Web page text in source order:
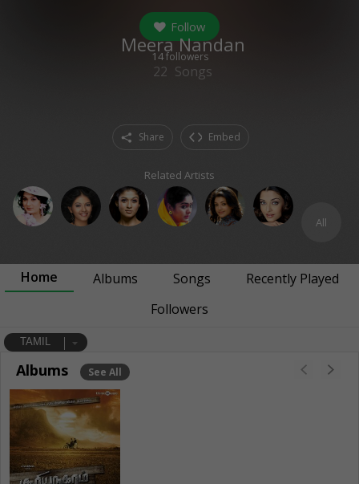
Follow
14followers
Meera Nandan
22 Songs
Share Embed
Related Artists
All
Home Albums Songs
Recently Played
Followers
TAMIL
Albums See All